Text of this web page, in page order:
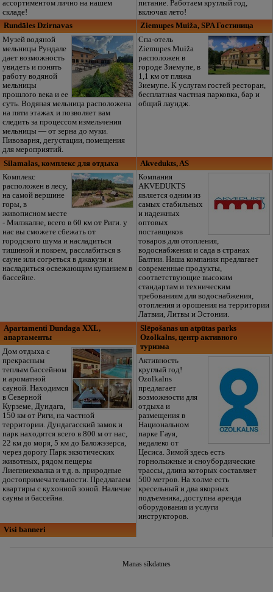
ассортиментом лично на нашем
складе!
питание. Работаем круглый год,
включая лето!
Rundāles Dzirnavas
Музей водяной
мельницы Рундале
дает возможность
увидеть и понять
работу водяной
мельницы
прошлого века и ее
суть. Водяная мельница расположена
на пяти этажах и позволяет вам
следить за процессом измельчения
мельницы — от зерна до муки.
Пивоварня, дегустации, помещения
для мероприятий.
Ziemupes Muiža, SPA Гостиница
Спа-отель
Ziemupes Muiža
расположен в
городе Зиемупе, в
1,1 км от пляжа
Зиемупе. К услугам гостей ресторан,
бесплатная частная парковка, бар и
общий лаундж.
Silamalas, комплекс для отдыха
Комплекс
расположен в лесу,
на самой вершине
горы, в
живописном месте
- Милзкалне, всего в 60 км от Риги. у
нас вы сможете сбежать от
городского шума и насладиться
тишиной и покоем, расслабиться в
сауне или согреться в джакузи и
насладиться освежающим купанием в
бассейне.
Akvedukts, AS
Компания
AKVEDUKTS
является одним из
самых стабильных
и надежных
оптовых
поставщиков
товаров для отопления,
водоснабжения и сада в странах
Балтии. Наша компания предлагает
современные продукты,
соответствующие высоким
стандартам и техническим
требованиям для водоснабжения,
отопления и орошения на территории
Латвии, Литвы и Эстонии.
Apartamenti Dundaga XXL,
апартаменты
Дом отдыха с
прекрасным
теплым бассейном
и ароматной
сауной. Находимся
в Северной
Курземе, Дундага,
150 км от Риги, на частной
территории. Дундагасский замок и
парк находятся всего в 800 м от нас,
22 км до моря, 5 км до Баложэзерса,
через дорогу Парк экзотических
животных, рядом пещеры
Лиепниеквалка и т.д. в. природные
достопримечательности. Предлагаем
квартиры с кухонной зоной. Наличие
сауны и бассейна.
Slēpošanas un atpūtas parks
Ozolkalns, центр активного
туризма
Активность
круглый год!
Ozolkalns
предлагает
возможности для
отдыха и
размещения в
Национальном
парке Гауя,
недалеко от
Цесиса. Зимой здесь есть
горнолыжные и сноубордические
трассы, длина которых составляет
500 метров. На холме есть
кресельный и два якорных
подъемника, доступна аренда
оборудования и услуги
инструкторов.
Visi banneri
Manas sīkdatnes